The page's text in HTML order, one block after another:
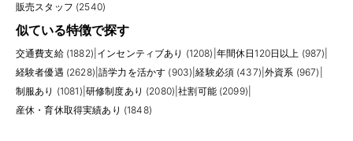
販売スタッフ (2540)
似ている特徴で探す
交通費支給 (1882) インセンティブあり (1208) 年間休日120日以上 (987)
経験者優遇 (2628) |語学力を活かす (903) |経験必須 (437) |外資系 (967)
制服あり (1081) 研修制度あり (2080) |社割可能 (2099)
産休・育休取得実績あり (1848)